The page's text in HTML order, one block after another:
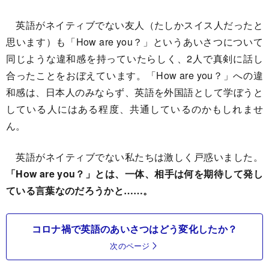
英語がネイティブでない友人（たしかスイス人だったと
思います）も「How are you？」というあいさつについて
同じような違和感を持っていたらしく、2人で真剣に話し
合ったことをおぼえています。「How are you？」への違
和感は、日本人のみならず、英語を外国語として学ぼうと
している人にはある程度、共通しているのかもしれませ
ん。
英語がネイティブでない私たちは激しく戸惑いました。
「How are you？」とは、一体、相手は何を期待して発し
ている言葉なのだろうかと……。
コロナ禍で英語のあいさつはどう変化したか？
次のページ